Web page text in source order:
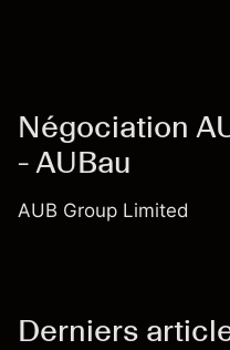
Négociation
- AUBau
AUB Group Limited
Derniers